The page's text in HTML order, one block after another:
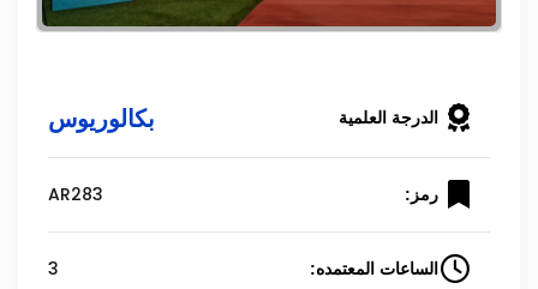
الدرجة العلمية بكالوريوس
رمز: AR283
الساعات المعتمده: 3